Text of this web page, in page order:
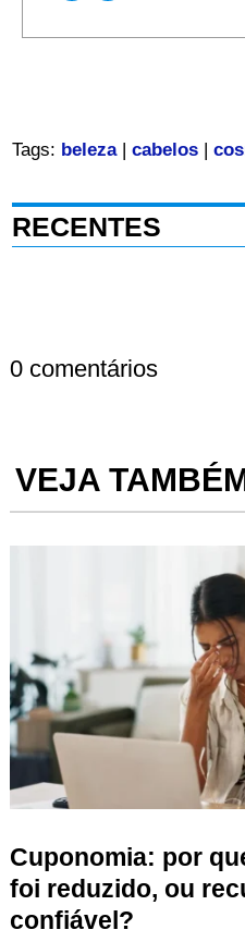
Tags: beleza| cabelos|
RECENTES
0 comentários
VEJA
Cuponomia: por
foi reduzido, ou
confiável?